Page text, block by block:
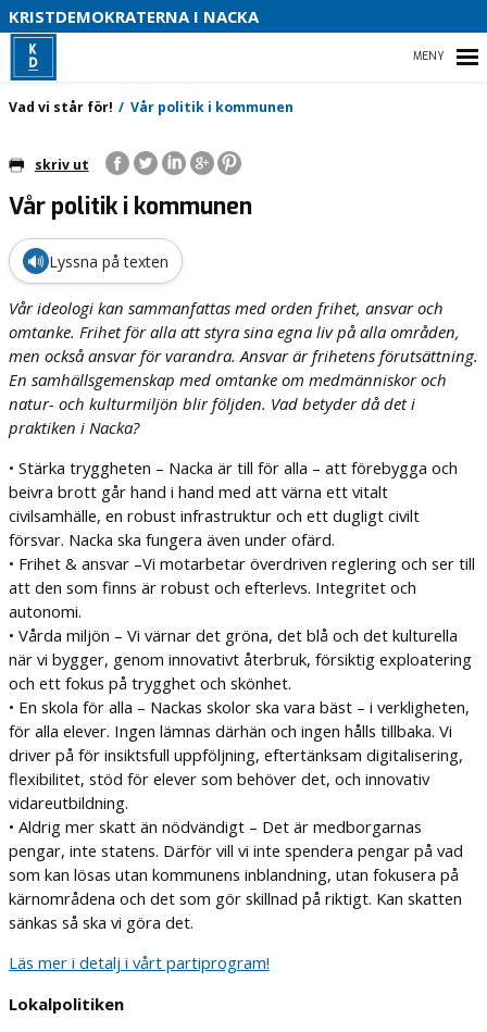
KRISTDEMOKRATERNA I NACKA
HEM
DETTA VILL VI I NACKA
OM KRISTDEMOKRATERNA
VÅRA FÖRETRÄDARE
Vad vi står för! Vår politik i kommunen
skriv ut
Vår politik i kommunen
🔊 Lyssna på texten
Vår ideologi kan sammanfattas med orden frihet, ansvar och
omtanke. Frihet för alla att styra sina egna liv på alla områden,
men också ansvar för varandra. Ansvar är frihetens förutsättning.
En samhällsgemenskap med omtanke om medmänniskor och
natur- och kulturmiljön blir följden. Vad betyder då det i
praktiken i Nacka?
• Stärka tryggheten – Nacka är till för alla – att förebygga och
beivra brott går hand i hand med att värna ett vitalt
civilsamhälle, en robust infrastruktur och ett dugligt civilt
försvar. Nacka ska fungera även under ofärd.
• Frihet & ansvar –Vi motarbetar överdriven reglering och ser till
att den som finns är robust och efterlevs. Integritet och
autonomi.
• Vårda miljön – Vi värnar det gröna, det blå och det kulturella
när vi bygger, genom innovativt återbruk, försiktig exploatering
och ett fokus på trygghet och skönhet.
• En skola för alla – Nackas skolor ska vara bäst – i verkligheten,
för alla elever. Ingen lämnas därhän och ingen hålls tillbaka. Vi
driver på för insiktsfull uppföljning, eftertänksam digitalisering,
flexibilitet, stöd för elever som behöver det, och innovativ
vidareutbildning.
• Aldrig mer skatt än nödvändigt – Det är medborgarnas
pengar, inte statens. Därför vill vi inte spendera pengar på vad
som kan lösas utan kommunens inblandning, utan fokusera på
kärnområdena och det som gör skillnad på riktigt. Kan skatten
sänkas så ska vi göra det.
Läs mer i detalj i vårt partiprogram!
Lokalpolitiken